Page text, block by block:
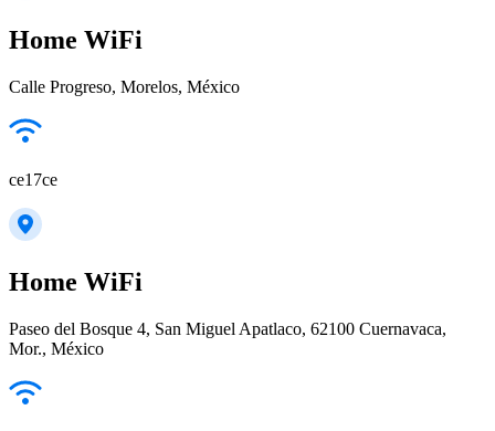
Home WiFi
Calle Progreso, Morelos, México
ce17ce
Home WiFi
Paseo del Bosque 4, San Miguel Apatlaco, 62100 Cuernavaca,
Mor., México